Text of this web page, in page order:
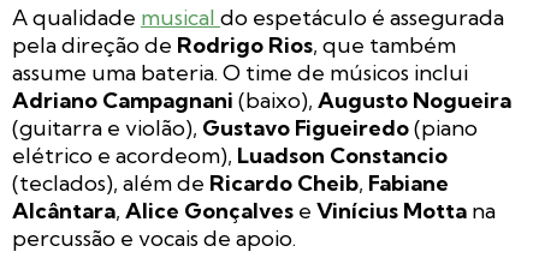
A qualidade musical do espetáculo é assegurada
pela direção de Rodrigo Rios, que também
assume uma bateria. O time de músicos inclui
Adriano Campagnani (baixo), Augusto Nogueira
(guitarra e violão), Gustavo Figueiredo(piano
elétrico e acordeom), Luadson Constancio
(teclados), além de Ricardo Cheib, Fabiane
Alcântara, Alice Gonçalves e Vinícius Motta na
percussão e vocais de apoio.